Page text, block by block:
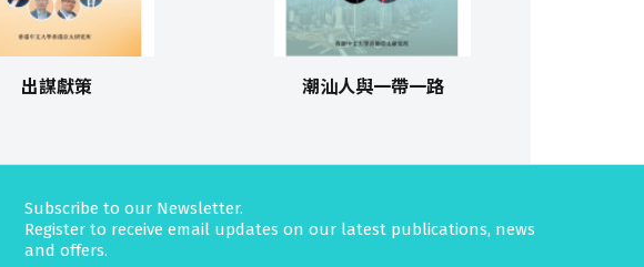
出謀獻策 潮汕人與一帶一路
Subscribe to our Newsletter.
Register to receive email updates on our latest publications, news
and offers.